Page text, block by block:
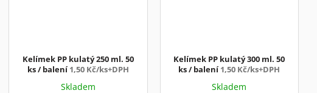
Kelímek PP kulatý 250 ml. 50
ks / balení1,50 Kč/ks+DPH
Skladem
Kelímek PP kulatý 300 ml. 50
ks / balení1,50 Kč/ks+DPH
Skladem